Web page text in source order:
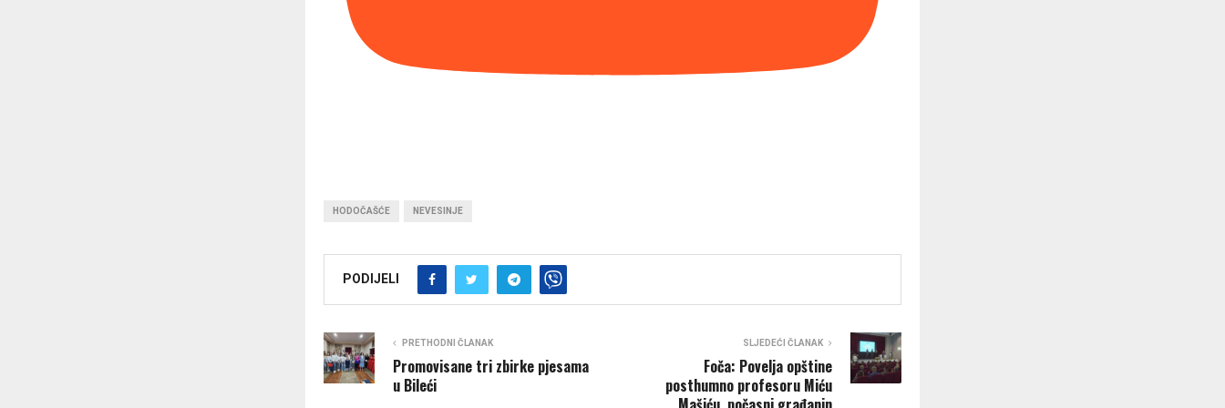
HODOČAŠĆE NEVESINJE
PODIJELI
PRETHODNI ČLANAK
Promovisane tri zbirke pjesama
u Bileći
SLJEDEĆI ČLANAK
Foča: Povelja opštine
posthumno profesoru Miću